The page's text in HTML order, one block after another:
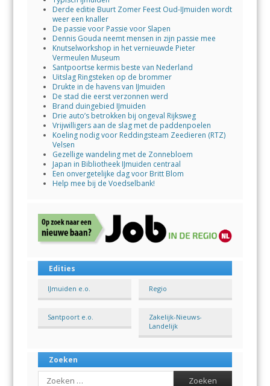
Derde editie Buurt Zomer Feest Oud-IJmuiden wordt
weer een knaller
De passie voor Passie voor Slapen
Dennis Gouda neemt mensen in zijn passie mee
Knutselworkshop in het vernieuwde Pieter
Vermeulen Museum
Santpoortse kermis beste van Nederland
Uitslag Ringsteken op de brommer
Drukte in de havens van IJmuiden
De stad die eerst verzonnen werd
Brand duingebied IJmuiden
Drie auto’s betrokken bij ongeval Rijksweg
Vrijwilligers aan de slag met de paddenpoelen
Koeling nodig voor Reddingsteam Zeedieren (RTZ)
Velsen
Gezellige wandeling met de Zonnebloem
Japan in Bibliotheek IJmuiden centraal
Een onvergetelijke dag voor Britt Blom
Help mee bij de Voedselbank!
Edities
IJmuiden e.o. Regio
Santpoort e.o.
Zakelijk-Nieuws-
Landelijk
Zoeken
Search